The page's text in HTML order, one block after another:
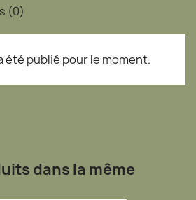
(0)
été publié pour le moment.
dans la même